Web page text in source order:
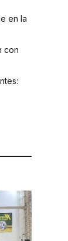
en la
con